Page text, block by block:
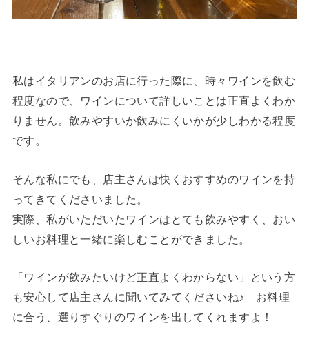
私はイタリアンのお店に行った際に、時々ワインを飲む
程度なので、ワインについて詳しいことは正直よくわか
りません。飲みやすいか飲みにくいかが少しわかる程度
です。
そんな私にでも、店主さんは快くおすすめのワインを持
ってきてくださいました。
実際、私がいただいたワインはとても飲みやすく、おい
しいお料理と一緒に楽しむことができました。
「ワインが飲みたいけど正直よくわからない」という方
も安心して店主さんに聞いてみてくださいね♪ お料理
に合う、選りすぐりのワインを出してくれますよ！